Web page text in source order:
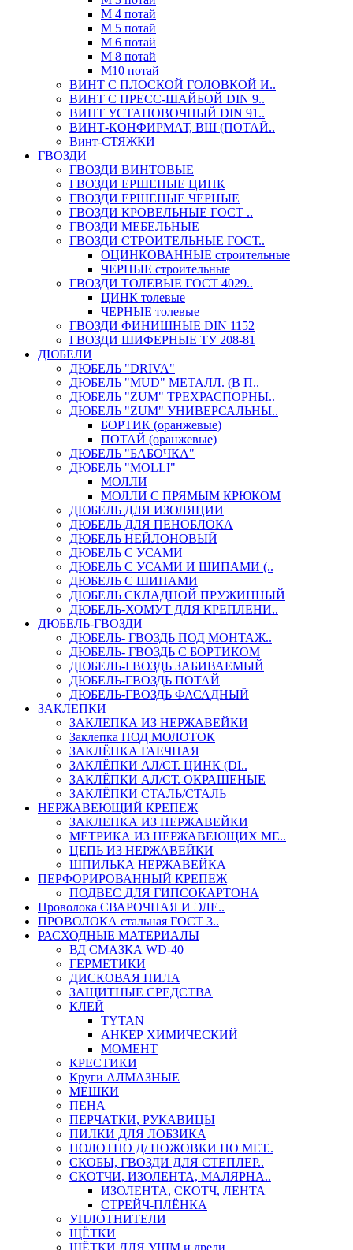
М 4 потай
М 5 потай
М 6 потай
М 8 потай
М10 потай
ВИНТ С ПЛОСКОЙ ГОЛОВКОЙ И..
ВИНТ С ПРЕСС-ШАЙБОЙ DIN 9..
ВИНТ УСТАНОВОЧНЫЙ DIN 91..
ВИНТ-КОНФИРМАТ, ВШ (ПОТАЙ..
Винт-СТЯЖКИ
ГВОЗДИ
ГВОЗДИ ВИНТОВЫЕ
ГВОЗДИ ЕРШЕНЫЕ ЦИНК
ГВОЗДИ ЕРШЕНЫЕ ЧЕРНЫЕ
ГВОЗДИ КРОВЕЛЬНЫЕ ГОСТ ..
ГВОЗДИ МЕБЕЛЬНЫЕ
ГВОЗДИ СТРОИТЕЛЬНЫЕ ГОСТ..
ОЦИНКОВАННЫЕ строительные
ЧЕРНЫЕ строительные
ГВОЗДИ ТОЛЕВЫЕ ГОСТ 4029..
ЦИНК толевые
ЧЕРНЫЕ толевые
ГВОЗДИ ФИНИШНЫЕ DIN 1152
ГВОЗДИ ШИФЕРНЫЕ ТУ 208-81
ДЮБЕЛИ
ДЮБЕЛЬ "DRIVA"
ДЮБЕЛЬ "MUD" МЕТАЛЛ. (В П..
ДЮБЕЛЬ "ZUM" ТРЕХРАСПОРНЫ..
ДЮБЕЛЬ "ZUM" УНИВЕРСАЛЬНЫ..
БОРТИК (оранжевые)
ПОТАЙ (оранжевые)
ДЮБЕЛЬ "БАБОЧКА"
ДЮБЕЛЬ "МOLLI"
МОЛЛИ
МОЛЛИ С ПРЯМЫМ КРЮКОМ
ДЮБЕЛЬ ДЛЯ ИЗОЛЯЦИИ
ДЮБЕЛЬ ДЛЯ ПЕНОБЛОКА
ДЮБЕЛЬ НЕЙЛОНОВЫЙ
ДЮБЕЛЬ С УСАМИ
ДЮБЕЛЬ С УСАМИ И ШИПАМИ (..
ДЮБЕЛЬ С ШИПАМИ
ДЮБЕЛЬ СКЛАДНОЙ ПРУЖИННЫЙ
ДЮБЕЛЬ-ХОМУТ ДЛЯ КРЕПЛЕНИ..
ДЮБЕЛЬ-ГВОЗДИ
ДЮБЕЛЬ- ГВОЗДЬ ПОД МОНТАЖ..
ДЮБЕЛЬ- ГВОЗДЬ С БОРТИКОМ
ДЮБЕЛЬ-ГВОЗДЬ ЗАБИВАЕМЫЙ
ДЮБЕЛЬ-ГВОЗДЬ ПОТАЙ
ДЮБЕЛЬ-ГВОЗДЬ ФАСАДНЫЙ
ЗАКЛЕПКИ
ЗАКЛЕПКА ИЗ НЕРЖАВЕЙКИ
Заклепка ПОД МОЛОТОК
ЗАКЛЁПКА ГАЕЧНАЯ
ЗАКЛЁПКИ АЛ/СТ. ЦИНК (DI..
ЗАКЛЁПКИ АЛ/СТ. ОКРАШЕНЫЕ
ЗАКЛЁПКИ СТАЛЬ/СТАЛЬ
НЕРЖАВЕЮЩИЙ КРЕПЕЖ
ЗАКЛЕПКА ИЗ НЕРЖАВЕЙКИ
МЕТРИКА ИЗ НЕРЖАВЕЮЩИХ МЕ..
ЦЕПЬ ИЗ НЕРЖАВЕЙКИ
ШПИЛЬКА НЕРЖАВЕЙКА
ПЕРФОРИРОВАННЫЙ КРЕПЕЖ
ПОДВЕС ДЛЯ ГИПСОКАРТОНА
Проволока СВАРОЧНАЯ И ЭЛЕ..
ПРОВОЛОКА стальная ГОСТ 3..
РАСХОДНЫЕ МАТЕРИАЛЫ
ВД СМАЗКА WD-40
ГЕРМЕТИКИ
ДИСКОВАЯ ПИЛА
ЗАЩИТНЫЕ СРЕДСТВА
КЛЕЙ
TYTAN
АНКЕР ХИМИЧЕСКИЙ
МОМЕНТ
КРЕСТИКИ
Круги АЛМАЗНЫЕ
МЕШКИ
ПЕНА
ПЕРЧАТКИ, РУКАВИЦЫ
ПИЛКИ ДЛЯ ЛОБЗИКА
ПОЛОТНО Д/ НОЖОВКИ ПО МЕТ..
СКОБЫ, ГВОЗДИ ДЛЯ СТЕПЛЕР..
СКОТЧИ, ИЗОЛЕНТА, МАЛЯРНА..
ИЗОЛЕНТА, СКОТЧ, ЛЕНТА
СТРЕЙЧ-ПЛЁНКА
УПЛОТНИТЕЛИ
ЩЁТКИ
ЩЁТКИ ДЛЯ УШМ и дрели